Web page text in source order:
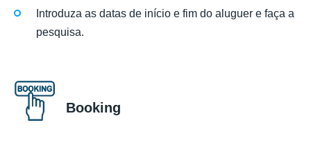
Introduza as datas de início e fim do aluguer e faça a
pesquisa.
Booking